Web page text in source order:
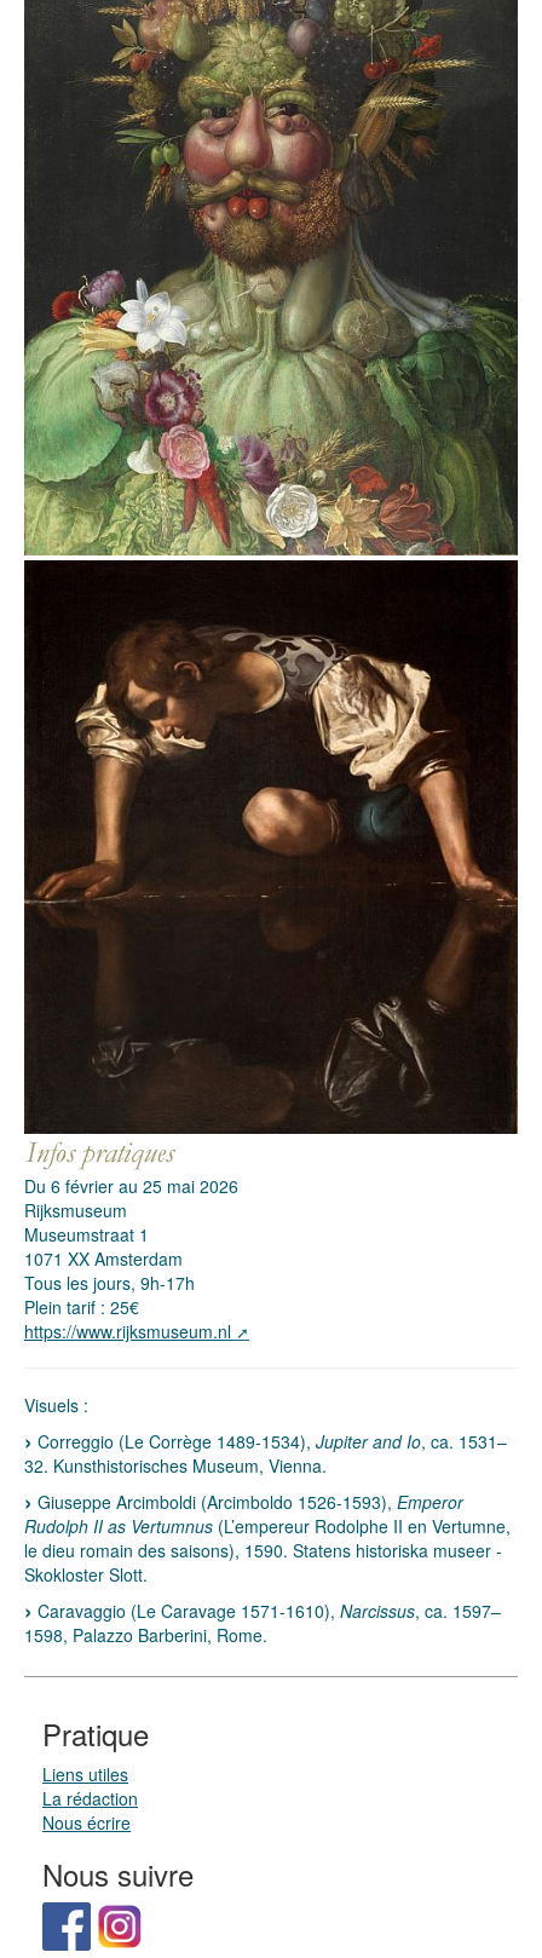
Du 6 février au 25 mai 2026
Rijksmuseum
Museumstraat 1
1071 XX Amsterdam
Tous les jours, 9h-17h
Plein tarif : 25€
https://www.rijksmuseum.nl
Visuels :
Correggio (Le Corrège 1489-1534), Jupiter and Io, ca. 1531–
32. Kunsthistorisches Museum, Vienna.
Giuseppe Arcimboldi (Arcimboldo 1526-1593), Emperor
Rudolph II as Vertumnus (L’empereur Rodolphe II en Vertumne,
le dieu romain des saisons), 1590. Statens historiska museer -
Skokloster Slott.
Caravaggio (Le Caravage 1571-1610), Narcissus, ca. 1597–
1598, Palazzo Barberini, Rome.
Pratique
Liens utiles
La rédaction
Nous écrire
Nous suivre